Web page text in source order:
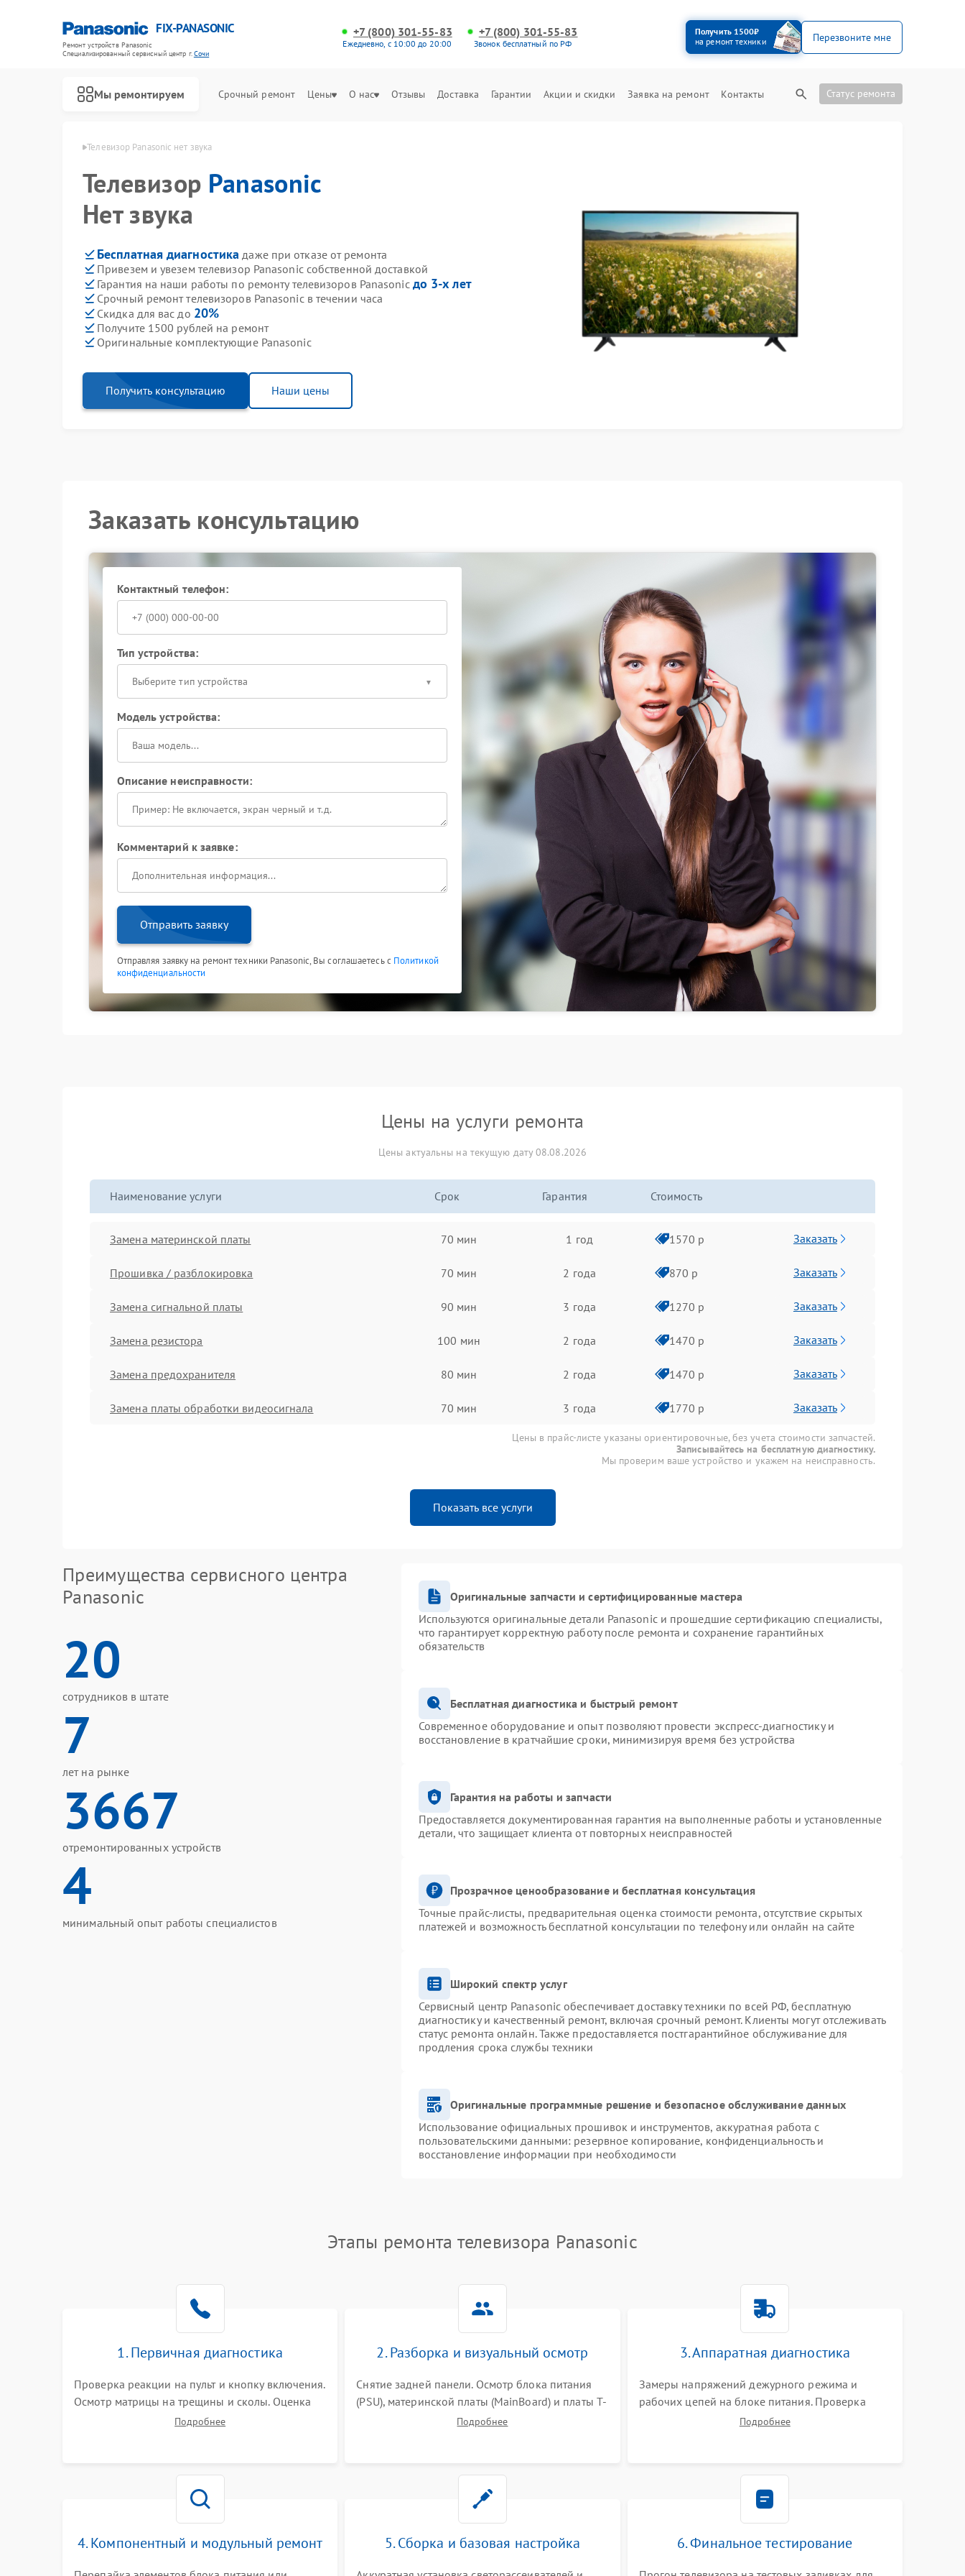
FIX-PANASONIC
Ремонт устройств Panasonic
Специализированный cервисный центр г.Сочи
+7 (800) 301-55-83
Ежедневно, с 10:00 до 20:00
+7 (800) 301-55-83
Звонок бесплатный по РФ
Получить 1500₽
на ремонт техники
Перезвоните мне
Мы ремонтируем Срочный ремонт Цены О нас Отзывы Доставка Гарантии Акции и скидки Заявка на ремонт Контакты Статус ремонта
Panasonic в Сочи Телевизор Panasonic нет звука
Телевизор Panasonic
Нет звука
Бесплатная диагностика даже при отказе от ремонта
Привезем и увезем телевизор Panasonic собственной доставкой
Гарантия на наши работы по ремонту телевизоров Panasonic до 3-х лет
Срочный ремонт телевизоров Panasonic в течении часа
Скидка для вас до 20%
Получите 1500 рублей на ремонт
Оригинальные комплектующие Panasonic
Получить консультацию Наши цены
Заказать консультацию
Контактный телефон:
Тип устройства:
Выберите тип устройства
Модель устройства:
Описание неисправности:
Комментарий к заявке:
Отправить заявку
Отправляя заявку на ремонт техники Panasonic, Вы соглашаетесь с Политикой
конфиденциальности
Цены на услуги ремонта
Цены актуальны на текущую дату 08.08.2026
Наименование услуги Срок Гарантия Стоимость
Замена материнской платы 70 мин 1 год 1570 р Заказать
Прошивка / разблокировка 70 мин 2 года 870 р Заказать
Замена сигнальной платы 90 мин 3 года 1270 р Заказать
Замена резистора 100 мин 2 года 1470 р Заказать
Замена предохранителя 80 мин 2 года 1470 р Заказать
Замена платы обработки видеосигнала 70 мин 3 года 1770 р Заказать
Цены в прайс-листе указаны ориентировочные, без учета стоимости запчастей.
Записывайтесь на бесплатную диагностику.
Мы проверим ваше устройство и укажем на неисправность.
Показать все услуги
Преимущества сервисного центра
Panasonic
20
сотрудников в штате
7
лет на рынке
3667
отремонтированных устройств
4
минимальный опыт работы специалистов
Оригинальные запчасти и сертифицированные мастера
Используются оригинальные детали Panasonic и прошедшие сертификацию специалисты,
что гарантирует корректную работу после ремонта и сохранение гарантийных
обязательств
Бесплатная диагностика и быстрый ремонт
Современное оборудование и опыт позволяют провести экспресс-диагностику и
восстановление в кратчайшие сроки, минимизируя время без устройства
Гарантия на работы и запчасти
Предоставляется документированная гарантия на выполненные работы и установленные
детали, что защищает клиента от повторных неисправностей
Прозрачное ценообразование и бесплатная консультация
Точные прайс-листы, предварительная оценка стоимости ремонта, отсутствие скрытых
платежей и возможность бесплатной консультации по телефону или онлайн на сайте
Широкий спектр услуг
Сервисный центр Panasonic обеспечивает доставку техники по всей РФ, бесплатную
диагностику и качественный ремонт, включая срочный ремонт. Клиенты могут отслеживать
статус ремонта онлайн. Также предоставляется постгарантийное обслуживание для
продления срока службы техники
Оригинальные программные решение и безопасное обслуживание данных
Использование официальных прошивок и инструментов, аккуратная работа с
пользовательскими данными: резервное копирование, конфиденциальность и
восстановление информации при необходимости
Этапы ремонта телевизора Panasonic
1. Первичная диагностика
Проверка реакции на пульт и кнопку включения.
Осмотр матрицы на трещины и сколы. Оценка
звука, наличия подсветки и индикаторов
Подробнее
2. Разборка и визуальный осмотр
Снятие задней панели. Осмотр блока питания
(PSU), материнской платы (MainBoard) и платы T-
Con на вздутые конденсаторы, прогары,
Подробнее
3. Аппаратная диагностика
Замеры напряжений дежурного режима и
рабочих цепей на блоке питания. Проверка
видеосигналов на плате T-Con с помощью
Подробнее
4. Компонентный и модульный ремонт 5. Сборка и базовая настройка 6. Финальное тестирование